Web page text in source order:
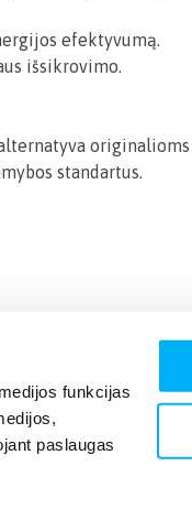
funkcijas
paslaugas
efektyvumą.
išsikrovimo.
standartus.